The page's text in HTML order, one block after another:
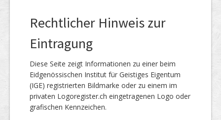
Rechtlicher Hinweis zur
Eintragung
Diese Seite zeigt Informationen zu einer beim
Eidgenössischen Institut für Geistiges Eigentum
(IGE) registrierten Bildmarke oder zu einem im
privaten Logoregister.ch eingetragenen Logo oder
grafischen Kennzeichen.